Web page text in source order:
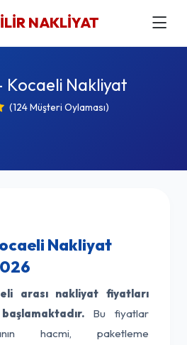
NAKLİYAT
Kocaeli Nakliyat
(124 Müşteri Oylaması)
Nakliyat
arası nakliyat fiyatları
Bu fiyatlar
hacmi, paketleme